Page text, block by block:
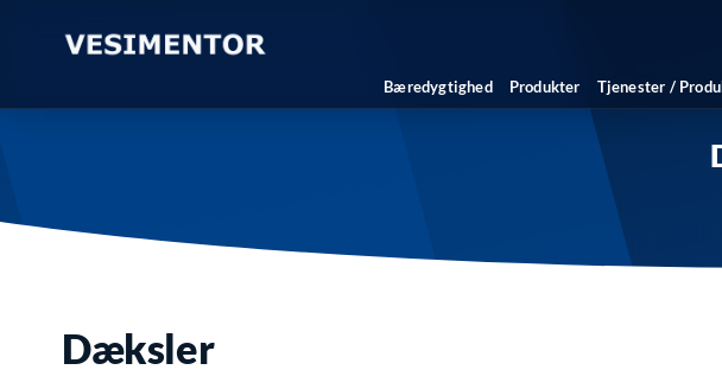
Bæredygtighed Produkter Tjenester /
Dæksler